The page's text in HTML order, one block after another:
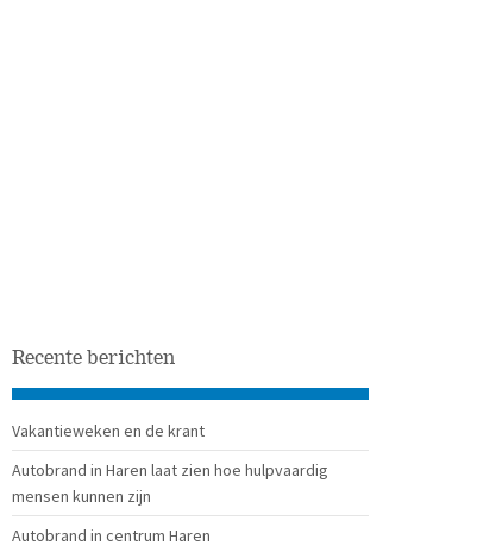
Recente berichten
Vakantieweken en de krant
Autobrand in Haren laat zien hoe hulpvaardig
mensen kunnen zijn
Autobrand in centrum Haren